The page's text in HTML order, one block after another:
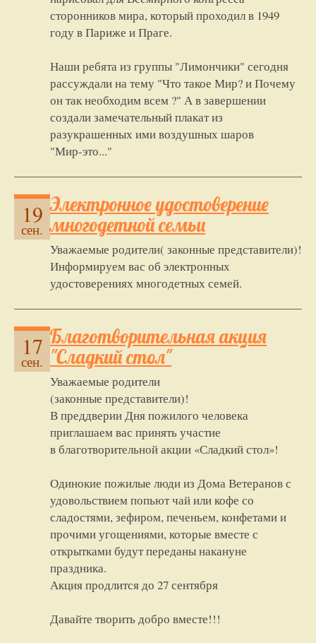
сторонников мира, который проходил в 1949
году в Париже и Праге.
Наши ребята из группы "Лимончики" сегодня
рассуждали на тему "Что такое Мир? и Почему
он так необходим всем ?" А в завершении
создали замечательный плакат из
разукрашенных ими воздушных шаров
"Мир-это..."
19
сен.
Электронное удостоверение
многодетной семьи
Уважаемые родители( законные представители)!
Информируем вас об электронных
удостоверениях многодетных семей.
17
сен.
Благотворительная акция
"Сладкий стол"
Уважаемые родители
(законные представители)!
В преддверии Дня пожилого человека
приглашаем вас принять участие
в благотворительной акции «Сладкий стол»!
Одинокие пожилые люди из Дома Ветеранов с
удовольствием попьют чай или кофе со
сладостями, зефиром, печеньем, конфетами и
прочими угощениями, которые вместе с
открытками будут переданы накануне
праздника.
Акция продлится до 27 сентября
Давайте творить добро вместе!!!